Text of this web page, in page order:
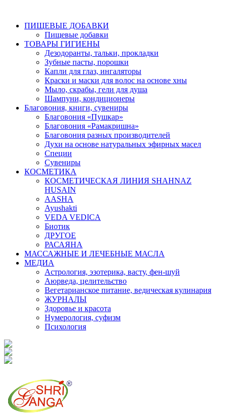
ПИЩЕВЫЕ ДОБАВКИ
Пищевые добавки
ТОВАРЫ ГИГИЕНЫ
Дезодоранты, тальки, прокладки
Зубные пасты, порошки
Капли для глаз, ингаляторы
Краски и маски для волос на основе хны
Мыло, скрабы, гели для душа
Шампуни, кондиционеры
Благовония, книги, сувениры
Благовония «Пушкар»
Благовония «Рамакришна»
Благовония разных производителей
Духи на основе натуральных эфирных масел
Специи
Сувениры
КОСМЕТИКА
КОСМЕТИЧЕСКАЯ ЛИНИЯ SHAHNAZ
HUSAIN
AASHA
Ayushakti
VEDA VEDICA
Биотик
ДРУГОЕ
РАСАЯНА
МАССАЖНЫЕ И ЛЕЧЕБНЫЕ МАСЛА
МЕДИА
Астрология, эзотерика, васту, фен-шуй
Аюрведа, целительство
Вегетарианское питание, ведическая кулинария
ЖУРНАЛЫ
Здоровье и красота
Нумерология, суфизм
Психология